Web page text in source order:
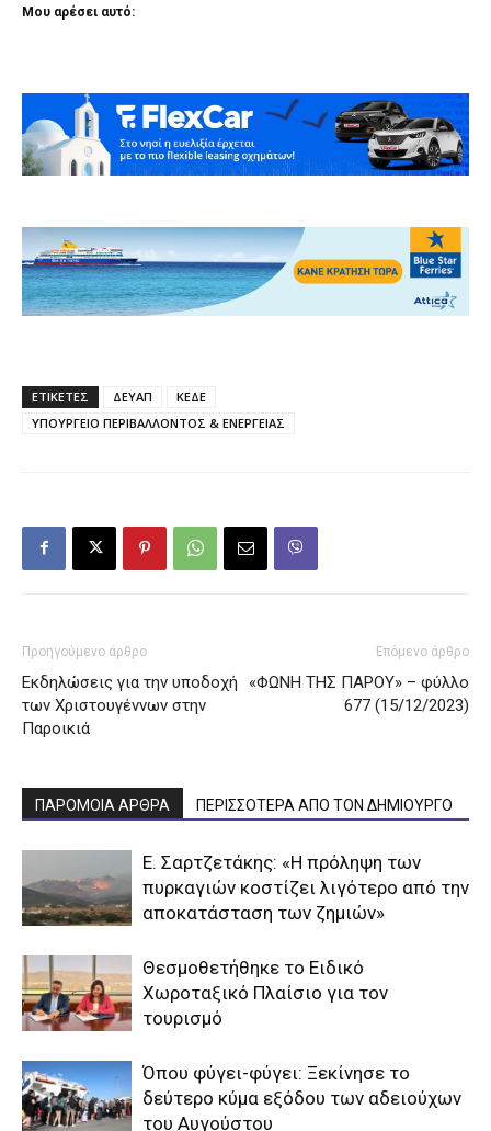
Μου αρέσει αυτό:
ΕΤΙΚΕΤΕΣ ΔΕΥΑΠ
ΚΕΔΕ
ΥΠΟΥΡΓΕΙΟ ΠΕΡΙΒΑΛΛΟΝΤΟΣ & ΕΝΕΡΓΕΙΑΣ
Προηγούμενο άρθρο
Εκδηλώσεις για την υποδοχή
των Χριστουγέννων στην
Παροικιά
Επόμενο άρθρο
«ΦΩΝΗ ΤΗΣ ΠΑΡΟΥ» – φύλλο
677 (15/12/2023)
ΠΑΡΟΜΟΙΑ ΑΡΘΡΑ ΠΕΡΙΣΣΟΤΕΡΑ ΑΠΟ ΤΟΝ ΔΗΜΙΟΥΡΓΟ
Ε. Σαρτζετάκης: «Η πρόληψη των
πυρκαγιών κοστίζει λιγότερο από την
αποκατάσταση των ζημιών»
Θεσμοθετήθηκε το Ειδικό
Χωροταξικό Πλαίσιο για τον
τουρισμό
Όπου φύγει-φύγει: Ξεκίνησε το
δεύτερο κύμα εξόδου των αδειούχων
του Αυγούστου